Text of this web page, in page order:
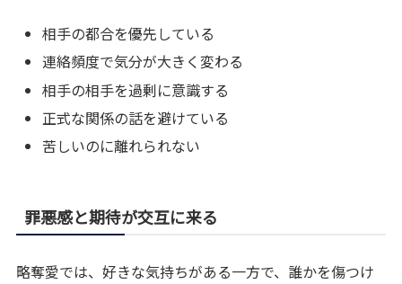
相手の都合を優先している
連絡頻度で気分が大きく変わる
相手の相手を過剰に意識する
正式な関係の話を避けている
苦しいのに離れられない
罪悪感と期待が交互に来る
略奪愛では、好きな気持ちがある一方で、誰かを傷つけ